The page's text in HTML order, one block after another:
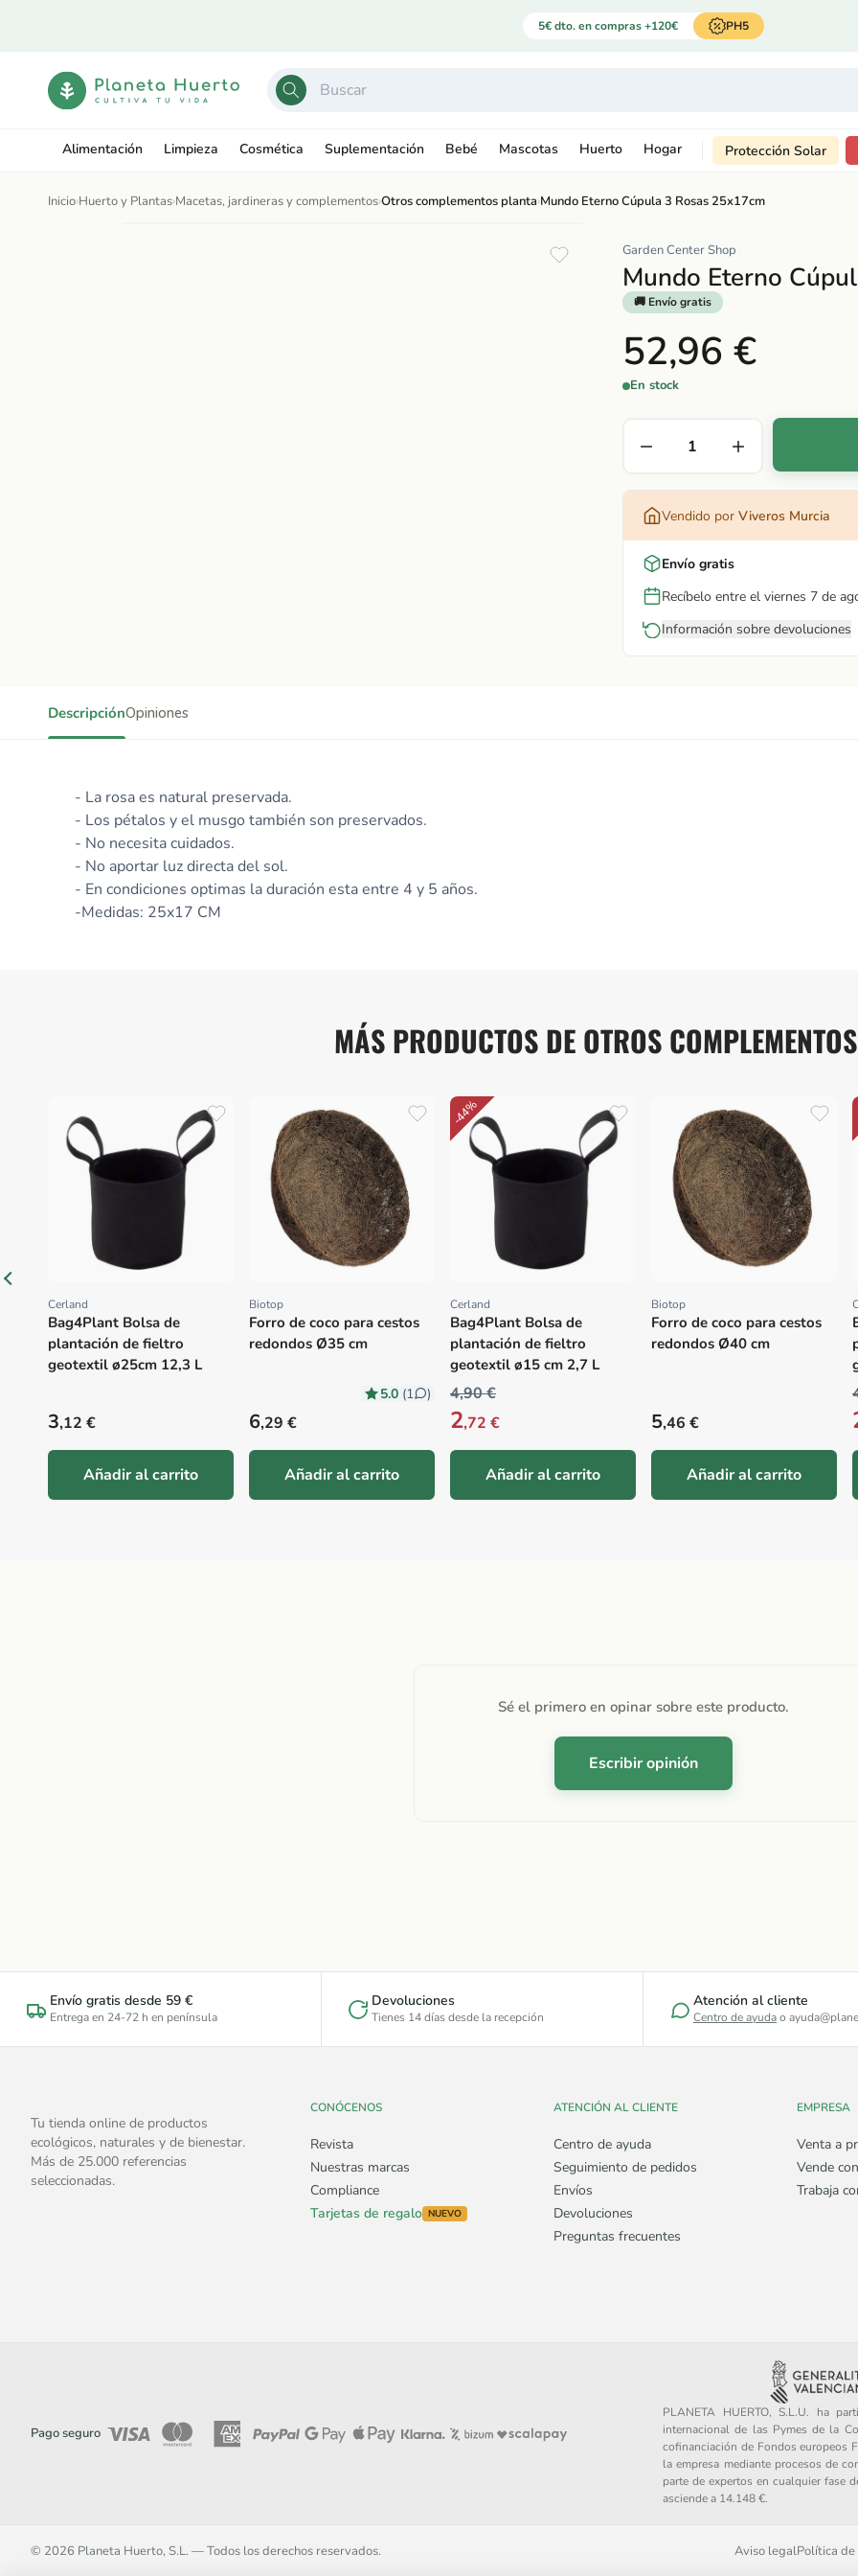
5€ dto. en compras +120€ PH5
Alimentación Limpieza Cosmética Suplementación Bebé Mascotas Huerto Hogar Protección Solar
Inicio›Huerto y Plantas›Macetas, jardineras y complementos›Otros complementos planta›Mundo Eterno Cúpula 3 Rosas 25x17cm
Ir
Garden Center Shop
Mundo Eterno
🚚 Envío gratis
52,96 €
En stock
Vendido por Viveros Murcia
Envío gratis
Recíbelo entre el viernes 7 de
Información sobre devoluciones
DescripciónOpiniones
- La rosa es natural preservada.
- Los pétalos y el musgo también son preservados.
- No necesita cuidados.
- No aportar luz directa del sol.
- En condiciones optimas la duración esta entre 4 y 5 años.
-Medidas: 25x17 CM
MÁS PRODUCTOS DE OTROS
Proveedor:
Cerland
Bag4Plant Bolsa de
plantación de fieltro
geotextil ø25cm 12,3 L
Precio habitual
3,12 €
Añadir al carrito
Proveedor:
Biotop
Forro de coco para cestos
redondos Ø35 cm
5.0 (1 )
Precio habitual
6,29 €
Añadir al carrito
-44%
Proveedor:
Cerland
Bag4Plant Bolsa de
plantación de fieltro
geotextil ø15 cm 2,7 L
4,90 €
2,72 €
Añadir al carrito
Proveedor:
Biotop
Forro de coco para cestos
redondos Ø40 cm
Precio habitual
5,46 €
Añadir al carrito
Sé el primero en opinar sobre este producto.
Escribir opinión
Envío gratis desde 59 €
Entrega en 24-72 h en península
Devoluciones
Tienes 14 días desde la recepción
Atención al cliente
Centro de ayudao
Tu tienda online de productos
ecológicos, naturales y de bienestar.
Más de 25.000 referencias
seleccionadas.
CONÓCENOS
Revista
Nuestras marcas
Compliance
Tarjetas de regalo NUEVO
ATENCIÓN AL CLIENTE
Centro de ayuda
Seguimiento de pedidos
Envíos
Devoluciones
Preguntas frecuentes
EMPRESA
Venta a
Vende
Trabaja
Pago seguro
PLANETA HUERTO, S.L.U. ha
internacional de las Pymes de la
cofinanciación de Fondos europeos
la empresa mediante procesos de
parte de expertos en cualquier fase
asciende a 14.148 €.
© 2026 Planeta Huerto, S.L. — Todos los derechos reservados. Aviso legalPolítica